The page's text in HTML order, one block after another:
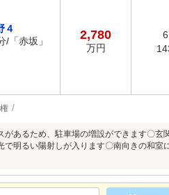
４
/「赤坂」
2,780
万円
あるため、駐車場の増設ができます〇
明るい陽射しが入ります〇南向きの和室